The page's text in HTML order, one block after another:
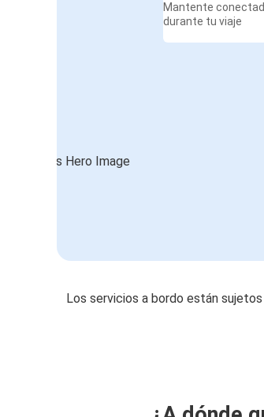
Mantente
durante tu viaje
Los servicios a bordo están